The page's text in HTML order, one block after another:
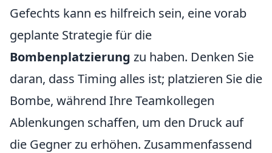
Gefechts kann es hilfreich sein, eine vorab
geplante Strategie für die
Bombenplatzierung zu haben. Denken Sie
daran, dass Timing alles ist; platzieren Sie die
Bombe, während Ihre Teamkollegen
Ablenkungen schaffen, um den Druck auf
die Gegner zu erhöhen. Zusammenfassend